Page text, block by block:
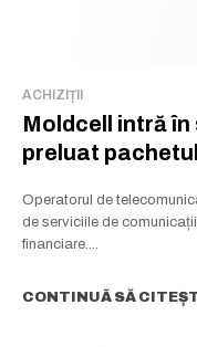
Am citit și acceptPolitica
ACHIZIȚII
Moldcell intră
preluat
Operatorul de
de serviciile de
financiare....
CONTINUĂ SĂ